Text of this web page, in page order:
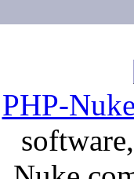
PHP-Nuke